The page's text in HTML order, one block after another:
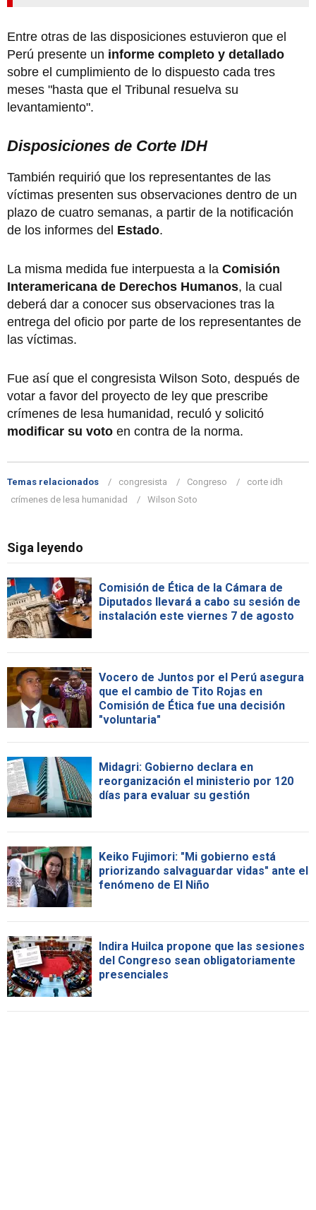
Entre otras de las disposiciones estuvieron que el
Perú presente un informe completo y detallado
sobre el cumplimiento de lo dispuesto cada tres
meses "hasta que el Tribunal resuelva su
levantamiento".
Disposiciones de Corte IDH
También requirió que los representantes de las
víctimas presenten sus observaciones dentro de un
plazo de cuatro semanas, a partir de la notificación
de los informes del Estado.
La misma medida fue interpuesta a la Comisión
Interamericana de Derechos Humanos, la cual
deberá dar a conocer sus observaciones tras la
entrega del oficio por parte de los representantes de
las víctimas.
Fue así que el congresista Wilson Soto, después de
votar a favor del proyecto de ley que prescribe
crímenes de lesa humanidad, reculó y solicitó
modificar su voto en contra de la norma.
Temas relacionados congresista Congreso
corte idh
crímenes de lesa humanidad
Wilson Soto
Siga leyendo
Comisión de Ética de la Cámara de
Diputados llevará a cabo su sesión de
instalación este viernes 7 de agosto
Vocero de Juntos por el Perú asegura
que el cambio de Tito Rojas en
Comisión de Ética fue una decisión
"voluntaria"
Midagri: Gobierno declara en
reorganización el ministerio por 120
días para evaluar su gestión
Keiko Fujimori: "Mi gobierno está
priorizando salvaguardar vidas" ante el
fenómeno de El Niño
Indira Huilca propone que las sesiones
del Congreso sean obligatoriamente
presenciales